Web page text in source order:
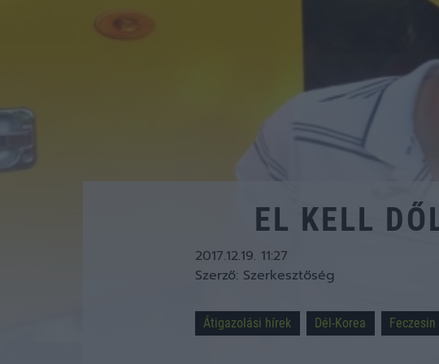
EL KELL
2017.12.19. 11:27
Szerző: Szerkesztőség
Átigazolási hírek Dél-Korea